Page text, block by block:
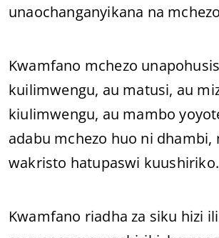
unaochanganyikana na
Kwamfano mchezo
kuilimwengu, au matusi, au
kiulimwengu, au mambo
adabu mchezo huo ni dhambi,
wakristo hatupaswi kuushiriko.
Kwamfano riadha za siku hizi